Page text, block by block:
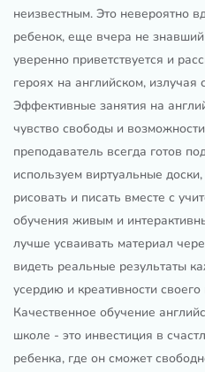
неизвестным. Это невероятно
ребенок, еще вчера не
уверенно приветствуется и
героях на английском, излучая
Эффективные занятия на
чувство свободы и
преподаватель всегда готов
используем виртуальные
рисовать и писать вместе с
обучения живым и
лучше усваивать материал
видеть реальные результаты
усердию и креативности своего
Качественное обучение
школе - это инвестиция в
ребенка, где он сможет